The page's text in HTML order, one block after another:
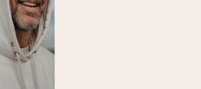
hilsen
få trin – med hendes navn, et
besked, der går lige i hendes hjerte.
en masse kærlighed i